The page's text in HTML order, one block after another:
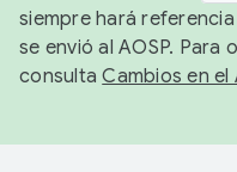
siempre hará
se envió al AOSP. Para
consultaCambios en el